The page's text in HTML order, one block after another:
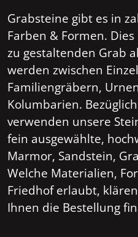
Grabsteine gibt es in
Farben & Formen.
zu gestaltenden Grab
werden zwischen
Familiengräbern,
Kolumbarien.
verwenden unsere
fein ausgewählte,
Marmor, Sandstein,
Welche Materialien,
Friedhof erlaubt,
Ihnen die Bestellung